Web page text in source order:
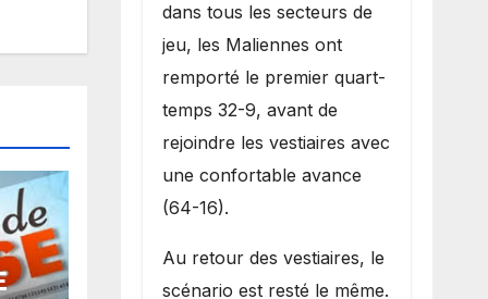
dans tous les secteurs de
jeu, les Maliennes ont
remporté le premier quart-
temps 32-9, avant de
rejoindre les vestiaires avec
une confortable avance
(64-16).
Au retour des vestiaires, le
scénario est resté le même.